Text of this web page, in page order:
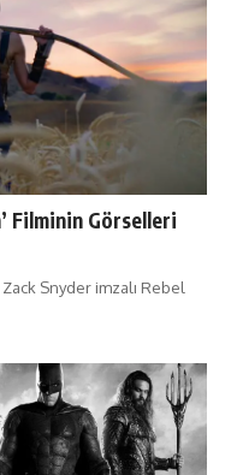
Filminin Görselleri
Snyder imzalı Rebel